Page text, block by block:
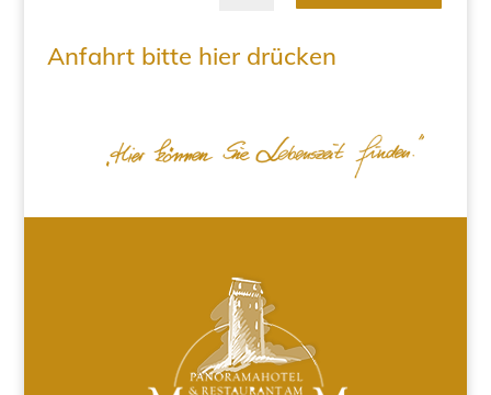
Anfahrt bitte hier drücken